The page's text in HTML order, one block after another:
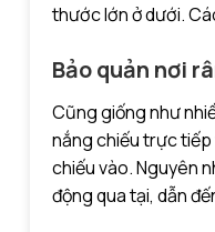
thước lớn ở dưới.
Bảo quản nơi
Cũng giống như
nắng chiếu trực tiếp
chiếu vào. Nguyên
động qua tại, dẫn